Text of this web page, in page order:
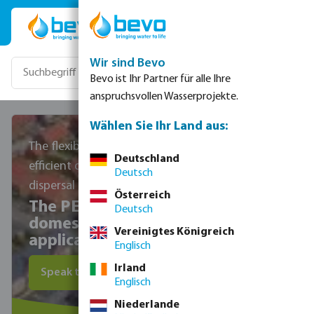
Zum Hauptinhalt springen
The flexible solution for
efficient domestic wastewater
dispersal
The PED system for
domestic
applications
Speak to our experts today
Wir sind Bevo
Bevo ist Ihr Partner für alle Ihre
anspruchsvollen Wasserprojekte.
Wählen Sie Ihr Land aus:
Deutschland
Deutsch
Österreich
Deutsch
Vereinigtes Königreich
Englisch
Irland
Englisch
Niederlande